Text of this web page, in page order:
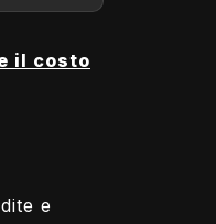
il costo
e